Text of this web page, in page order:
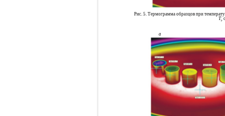
Рис. 5. Термограмма образцов при
Тр
а